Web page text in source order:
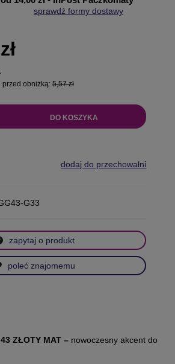
sprawdź formy dostawy
przed obniżką: 5,57 zł
DO KOSZYKA
dodaj do przechowalni
G33
zapytaj o produkt
poleć znajomemu
ZŁOTY MAT – nowoczesny akcent do